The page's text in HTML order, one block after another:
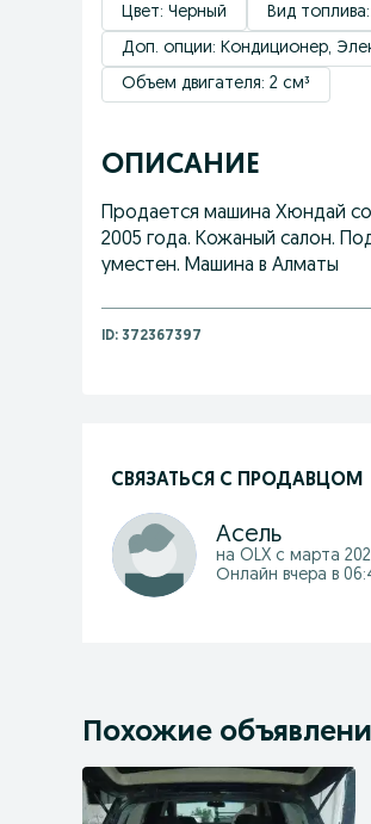
Цвет: Черный
Вид
Доп. опции: Кондиционер,
Объем двигателя: 2 см³
ОПИСАНИЕ
Продается машина Хюндай
2005 года. Кожаный салон.
уместен. Машина в Алматы
ID: 372367397
СВЯЗАТЬСЯ С ПРОДАВЦОМ
Асель
на OLX с марта
Онлайн вчера в
Похожие